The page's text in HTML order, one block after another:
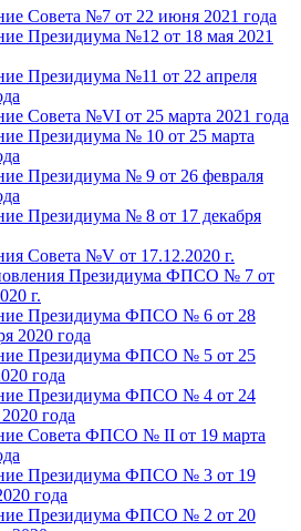
Совета №7 от 22 июня 2021 года
Президиума №12 от 18 мая 2021
Президиума №11 от 22 апреля
Совета №VI от 25 марта 2021 года
Президиума № 10 от 25 марта
Президиума № 9 от 26 февраля
Президиума № 8 от 17 декабря
Совета №V от 17.12.2020 г.
Президиума ФПСО № 7 от
г.
Президиума ФПСО № 6 от 28
2020 года
Президиума ФПСО № 5 от 25
года
Президиума ФПСО № 4 от 24
года
Совета ФПСО № II от 19 марта
Президиума ФПСО № 3 от 19
года
Президиума ФПСО № 2 от 20